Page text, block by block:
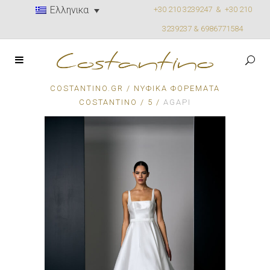
Ελληνικα +30 210 3239247 & +30 210
3239237 & 6986771584
COSTANTINO.GR / ΝΥΦΙΚΆ ΦΟΡΈΜΑΤΑ
COSTANTINO / 5 / AGAPI